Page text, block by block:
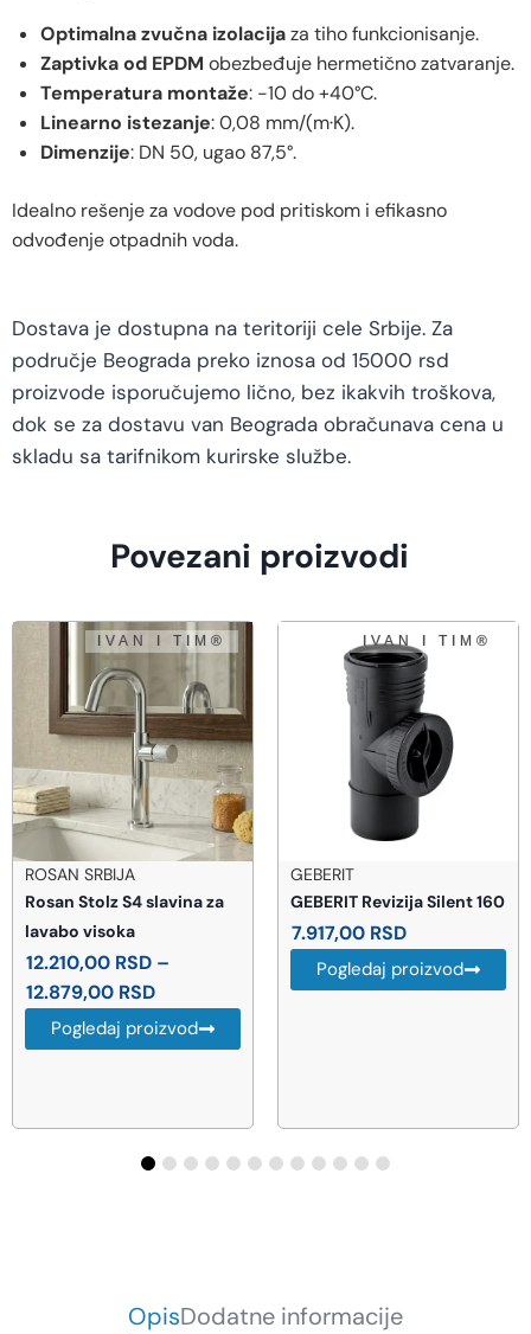
Optimalna zvučna izolacijaza tiho funkcionisanje.
Zaptivka od EPDM obezbeđuje hermetično zatvaranje.
Temperatura montaže: -10 do +40°C.
Linearno istezanje: 0,08 mm/(m·K).
Dimenzije: DN 50, ugao 87,5°.
Idealno rešenje za vodove pod pritiskom i efikasno
odvođenje otpadnih voda.
Dostava je dostupna na teritoriji cele Srbije. Za
područje Beograda preko iznosa od 15000 rsd
proizvode isporučujemo lično, bez ikakvih troškova,
dok se za dostavu van Beograda obračunava cena u
skladu sa tarifnikom kurirske službe.
Povezani proizvodi
GEBERIT
GEBERIT Revizija Silent 160
7.917,00RSD
Pogledaj proizvod
BEMETA
BEMETA Gamma držač
sapuna (145708324)
1.802,00 RSD
OpisDodatne informacije